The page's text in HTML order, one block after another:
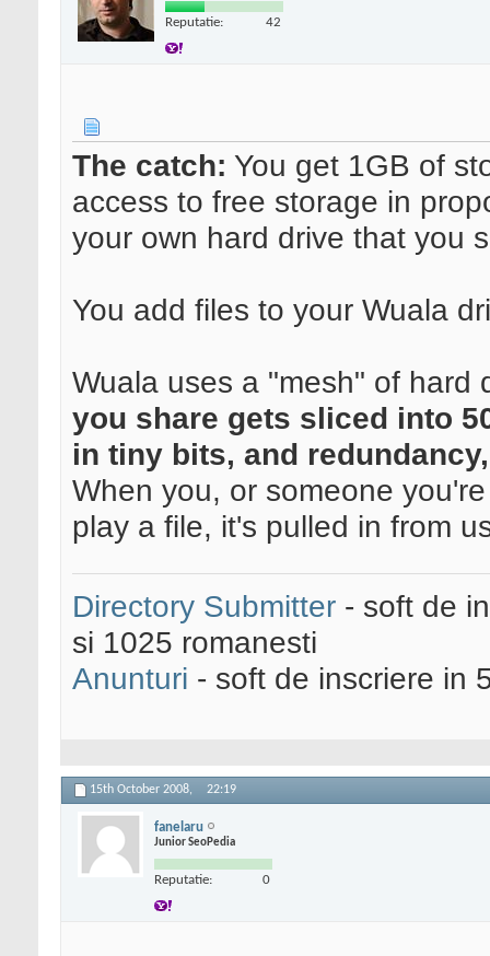
Reputatie: 42
The catch: You get 1GB of
access to free storage in
your own hard drive that you
You add files to your Wuala
Wuala uses a "mesh" of hard
you share gets sliced into
in tiny bits, and
When you, or someone
play a file, it's pulled in from
Directory Submitter - soft de
si 1025 romanesti
Anunturi - soft de inscriere in
15th October 2008, 22:19
fanelaru
Junior SeoPedia
Reputatie: 0